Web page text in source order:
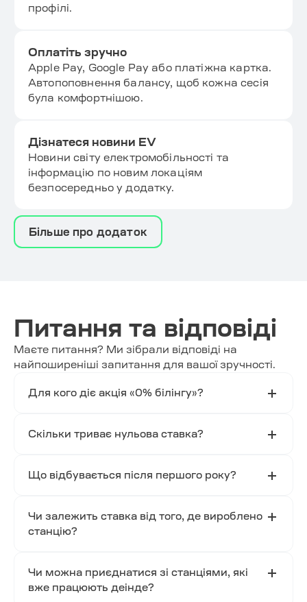
профілі.
Оплатіть зручно
Apple Pay, Google Pay або платіжна картка.
Автопоповнення балансу, щоб кожна сесія
була комфортнішою.
Дізнатеся новини EV
Новини світу електромобільності та
інформацію по новим локаціям
безпосередньо у додатку.
Більше про додаток
Питання та відповіді
Маєте питання? Ми зібрали відповіді на
найпоширеніші запитання для вашої зручності.
Для кого діє акція «0% білінгу»?
виробника обладнання чи форми власності.
Скільки триває нульова ставка?
Що відбувається після першого року?
прихованих підвищень.
Чи залежить ставка від того, де вироблено
станцію?
комісію.
Чи можна приєднатися зі станціями, які
вже працюють деінде?